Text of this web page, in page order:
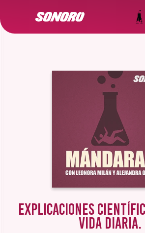
Explicaciones
vida diaria.